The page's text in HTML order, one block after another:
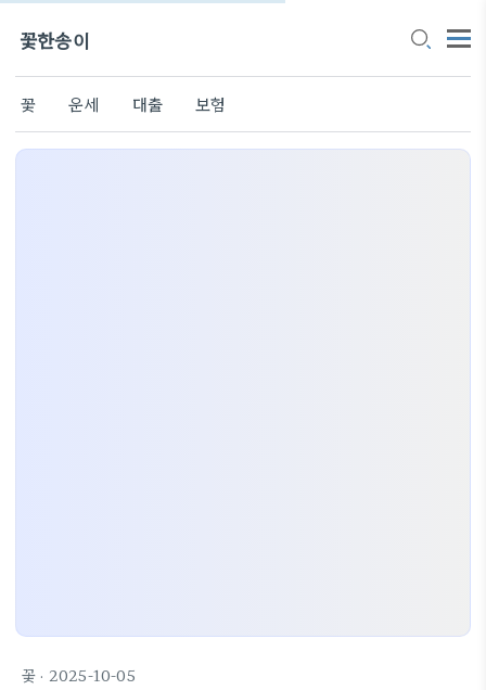
꽃한송이
꽃 운세 대출 보험
꽃 · 2025-10-05